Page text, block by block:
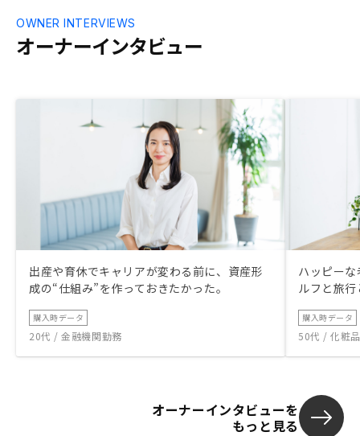
オーナーインタビュー
OWNER INTERVIEWS
出産や育休でキャリアが変わる前に、資産形
成の“仕組み”を作っておきたかった。
購入時データ
20代 / 金融機関勤務
ハッピー
ルフと旅
購入時データ
50代 / 化粧
オーナーインタビューを
もっと見る